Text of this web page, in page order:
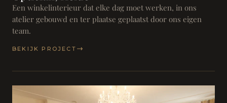
Een winkelinterieur dat elke dag moet werken, in ons
atelier gebouwd en ter plaatse geplaatst door ons eigen
team.
BEKIJK PROJECT